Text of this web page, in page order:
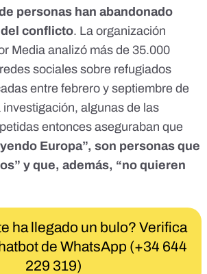
personas han abandonado
conflicto. La organización
Media analizó más de 35.000
sociales sobre refugiados
entre febrero y septiembre de
investigación, algunas de las
entonces aseguraban que
Europa”, son personas que
y que, además, “no quieren
ha llegado un bulo? Verifica
de WhatsApp (+34 644
229 319)